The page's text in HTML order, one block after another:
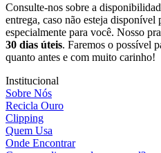
Consulte-nos sobre a
entrega, caso não esteja disponível
especialmente para você. Nosso
30 dias úteis. Faremos o possível
quanto antes e com muito carinho!
Institucional
Sobre Nós
Recicla Ouro
Clipping
Quem Usa
Onde Encontrar